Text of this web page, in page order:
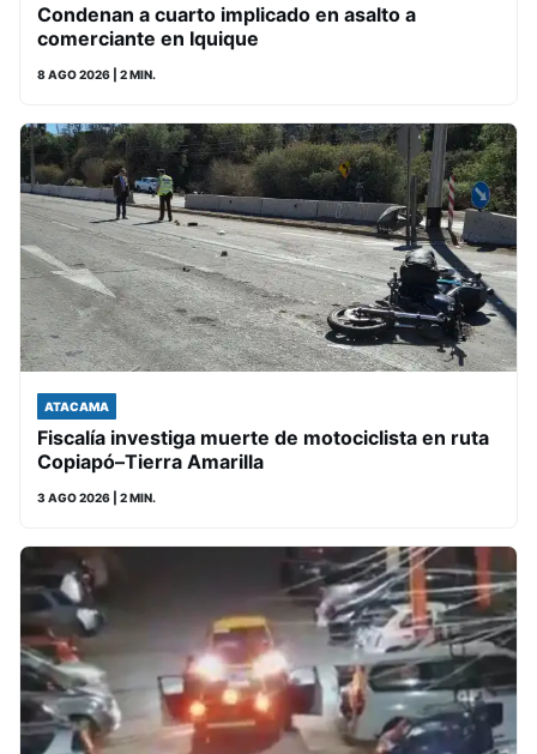
Condenan a cuarto implicado en asalto a
comerciante en Iquique
8 AGO 2026 | 2 MIN.
ATACAMA
Fiscalía investiga muerte de motociclista en ruta
Copiapó–Tierra Amarilla
3 AGO 2026 | 2 MIN.